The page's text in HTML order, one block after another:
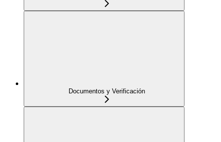
Documentos y Verificación